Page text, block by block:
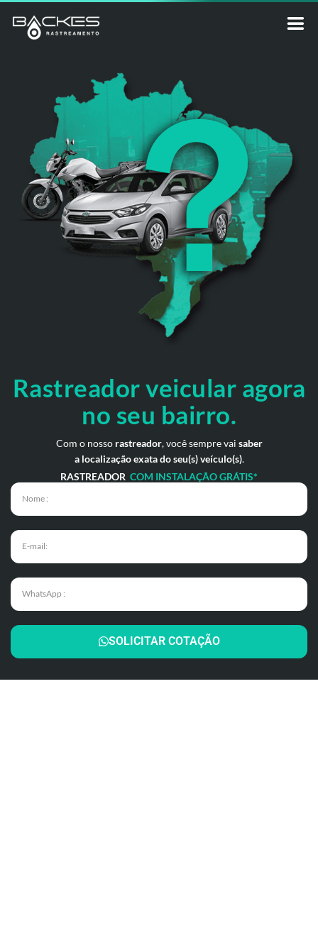
Rastreador veicular agora
no seu bairro.
Com o nosso rastreador, você sempre vai saber
a localização exata do seu(s) veículo(s).
RASTREADOR COM INSTALAÇÃO GRÁTIS*
SOLICITAR COTAÇÃO